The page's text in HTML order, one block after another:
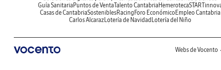
Guía Sanitaria Puntos de VentaTalento Cantabria Hemeroteca
Casas de CantabriaSosteniblesRacing Foro Económico Empleo Cantabria
Carlos AlcarazLotería de Navidad Lotería del Niño
Webs de Vocento